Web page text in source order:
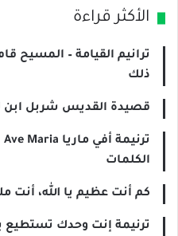
الأكثر قراءة
ترانيم القيامة – المسيح
ذلك
قصيدة القديس شربل ابن
الكلمات
كم أنت عظيم يا الله،
ترنيمة إنت وحدك تستطيع